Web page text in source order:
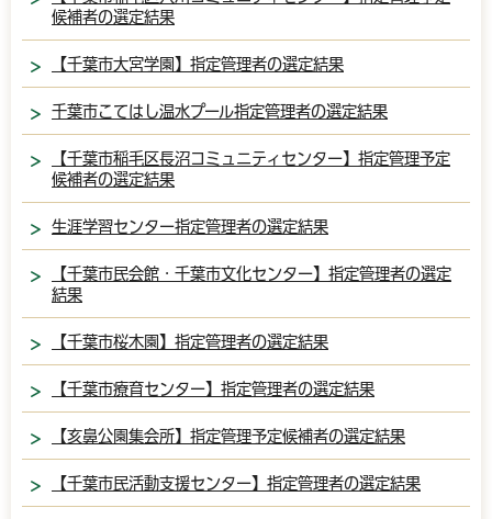
候補者の選定結果
【千葉市大宮学園】指定管理者の選定結果
千葉市こてはし温水プール指定管理者の選定結果
【千葉市稲毛区長沼コミュニティセンター】指定管理予定
候補者の選定結果
生涯学習センター指定管理者の選定結果
【千葉市民会館・千葉市文化センター】指定管理者の選定
結果
【千葉市桜木園】指定管理者の選定結果
【千葉市療育センター】指定管理者の選定結果
【亥鼻公園集会所】指定管理予定候補者の選定結果
【千葉市民活動支援センター】指定管理者の選定結果